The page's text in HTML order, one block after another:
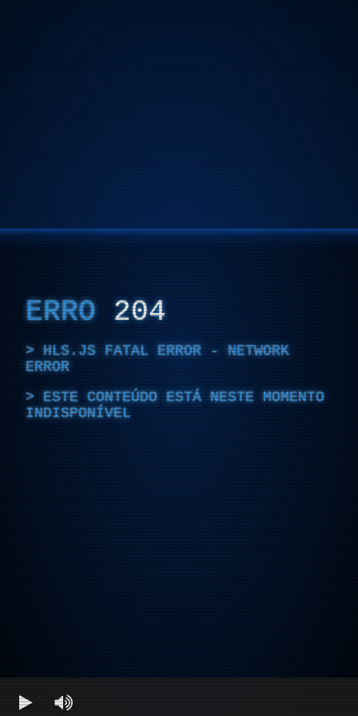
ERRO 204
HLS.JS FATAL ERROR - NETWORK
ERROR
ESTE CONTEÚDO ESTÁ NESTE MOMENTO
INDISPONÍVEL